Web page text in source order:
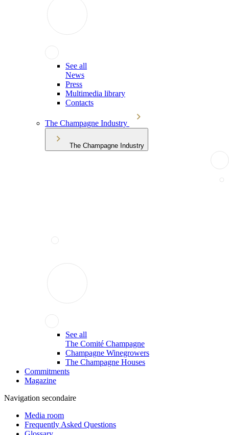
See all
News
Press
Multimedia library
Contacts
The Champagne Industry
The Champagne Industry
See all
The Comité Champagne
Champagne Winegrowers
The Champagne Houses
Commitments
Magazine
Navigation secondaire
Media room
Frequently Asked Questions